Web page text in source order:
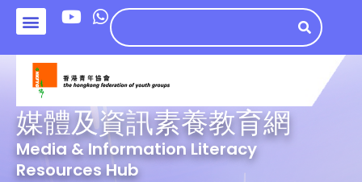
媒體及資訊素養教育網
Media & Information Literacy
Resources Hub